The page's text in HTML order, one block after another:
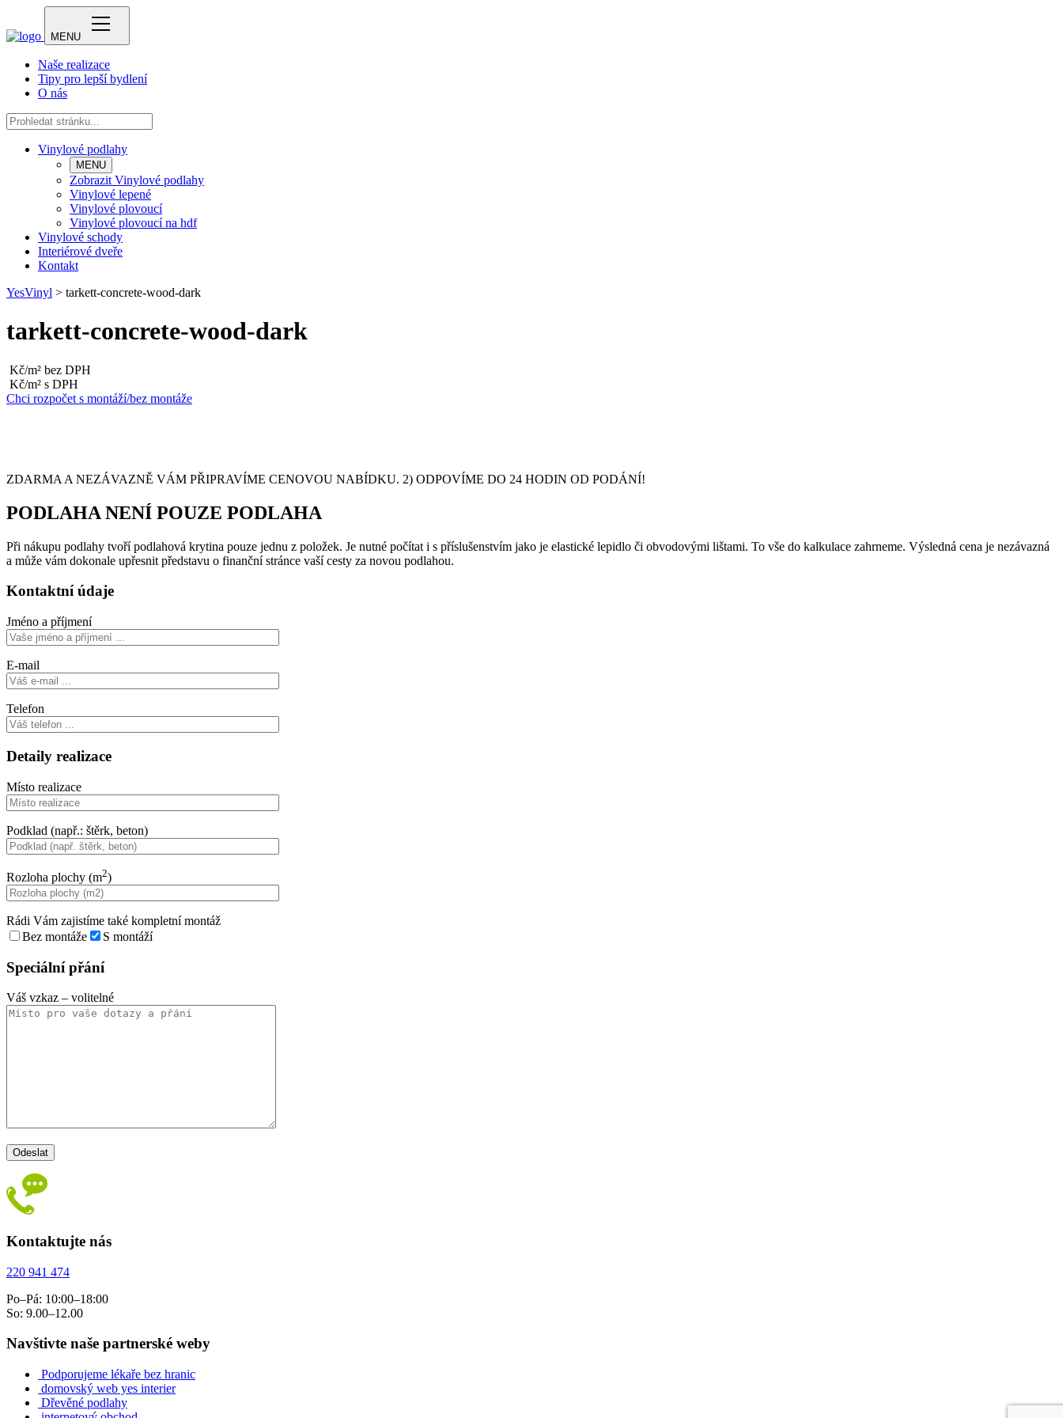
MENU
Naše realizace
Tipy pro lepší bydlení
O nás
Vinylové podlahy
MENU
Zobrazit Vinylové podlahy
Vinylové lepené
Vinylové plovoucí
Vinylové plovoucí na hdf
Vinylové schody
Interiérové dveře
Kontakt
YesVinyl > tarkett-concrete-wood-dark
tarkett-concrete-wood-dark
Kč/m² bez DPH
Kč/m² s DPH
Chci rozpočet s montáží/bez montáže
ZDARMA A NEZÁVAZNĚ VÁM PŘIPRAVÍME CENOVOU NABÍDKU. 2) ODPOVÍME DO 24 HODIN OD PODÁNÍ!
PODLAHA NENÍ POUZE PODLAHA
Při nákupu podlahy tvoří podlahová krytina pouze jednu z položek. Je nutné počítat i s příslušenstvím jako je elastické lepidlo či obvodovými lištami. To vše do kalkulace zahrneme. Výsledná cena je nezávazná
a může vám dokonale upřesnit představu o finanční stránce vaší cesty za novou podlahou.
Kontaktní údaje
Jméno a příjmení
E-mail
Telefon
Detaily realizace
Místo realizace
Podklad (např.: štěrk, beton)
Rozloha plochy (m2)
Rádi Vám zajistíme také kompletní montáž
Bez montáže
S montáží
Speciální přání
Váš vzkaz – volitelné
Kontaktujte nás
220 941 474
Po–Pá: 10:00–18:00
So: 9.00–12.00
Navštivte naše partnerské weby
Podporujeme lékaře bez hranic
domovský web yes interier
Dřevěné podlahy